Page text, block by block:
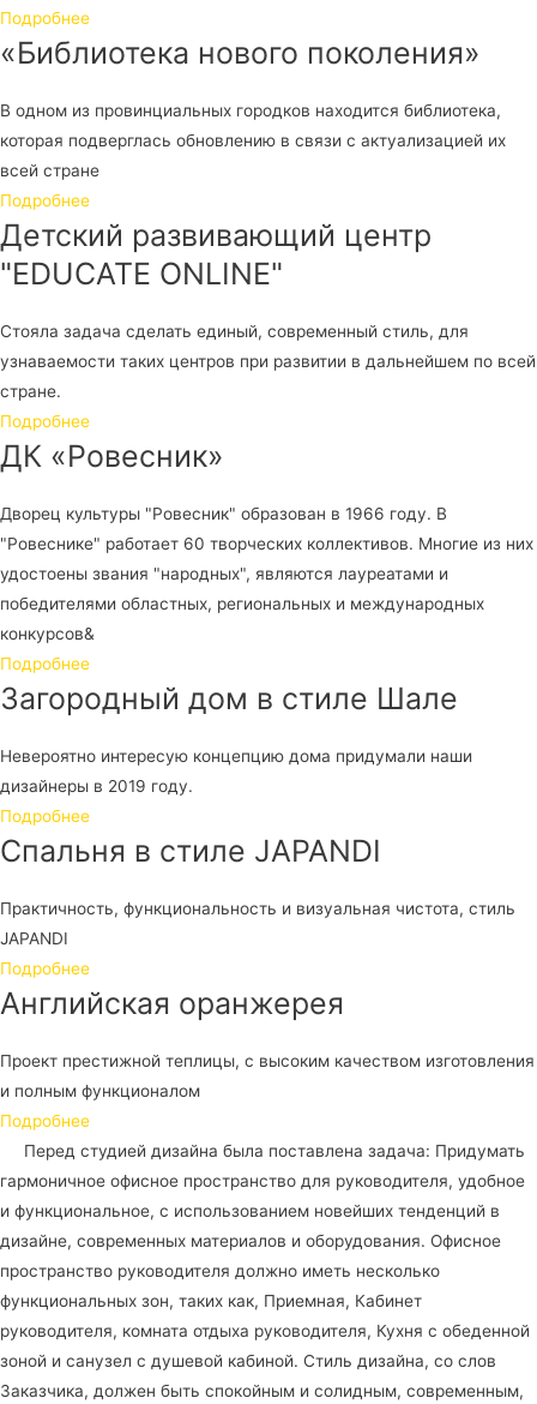
Подробнее
«Библиотека нового поколения»
В одном из провинциальных городков находится библиотека,
которая подверглась обновлению в связи с актуализацией их
всей стране
Подробнее
Детский развивающий центр
"EDUCATE ONLINE"
Стояла задача сделать единый, современный стиль, для
узнаваемости таких центров при развитии в дальнейшем по всей
стране.
Подробнее
ДК «Ровесник»
Дворец культуры "Ровесник" образован в 1966 году. В
"Ровеснике" работает 60 творческих коллективов. Многие из них
удостоены звания "народных", являются лауреатами и
победителями областных, региональных и международных
конкурсов&
Подробнее
Загородный дом в стиле Шале​
Невероятно интересую концепцию дома придумали наши
дизайнеры в 2019 году.
Подробнее
Спальня в стиле JAPANDI
Практичность, функциональность и визуальная чистота, стиль
JAPANDI
Подробнее
Английская оранжерея
Проект престижной теплицы, с высоким качеством изготовления
и полным функционалом
Подробнее
Перед студией дизайна была поставлена задача: Придумать
гармоничное офисное пространство для руководителя, удобное
и функциональное, с использованием новейших тенденций в
дизайне, современных материалов и оборудования. Офисное
пространство руководителя должно иметь несколько
функциональных зон, таких как, Приемная, Кабинет
руководителя, комната отдыха руководителя, Кухня с обеденной
зоной и санузел с душевой кабиной. Стиль дизайна, со слов
Заказчика, должен быть спокойным и солидным, современным,